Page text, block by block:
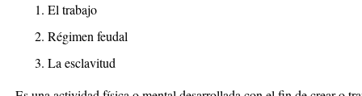
El trabajo
Régimen feudal
La esclavitud